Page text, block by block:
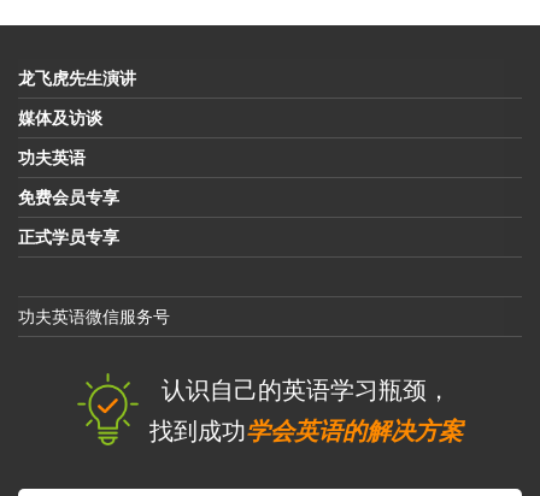
龙飞虎先生演讲
媒体及访谈
功夫英语
免费会员专享
正式学员专享
功夫英语微信服务号
认识自己的英语学习瓶颈，
找到成功学会英语的解决方案